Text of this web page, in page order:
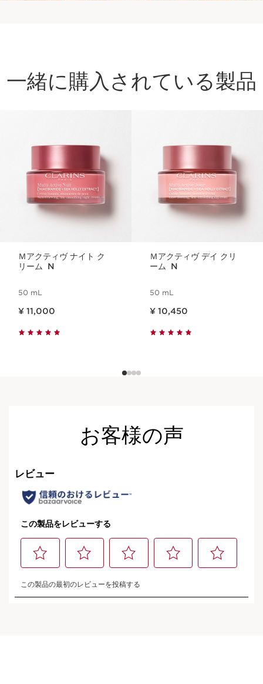
一緒に購入されている製品
Ｍアクティヴ ナイト ク
リーム N
50 mL
¥ 11,000
Ｍアクティヴ デイ クリ
ーム N
50 mL
¥ 10,450
お客様の声